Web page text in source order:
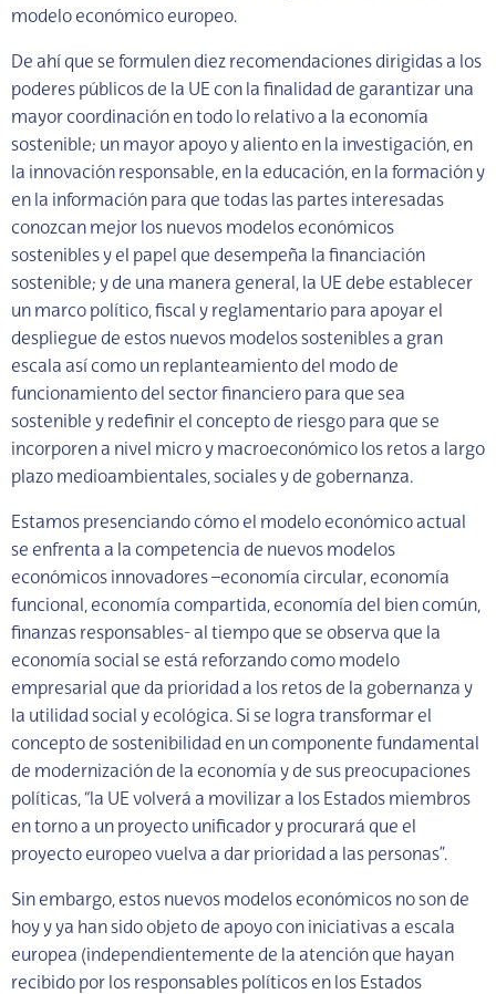
modelo económico europeo.
De ahí que se formulen diez recomendaciones dirigidas a los
poderes públicos de la UE con la finalidad de garantizar una
mayor coordinación en todo lo relativo a la economía
sostenible; un mayor apoyo y aliento en la investigación, en
la innovación responsable, en la educación, en la formación y
en la información para que todas las partes interesadas
conozcan mejor los nuevos modelos económicos
sostenibles y el papel que desempeña la financiación
sostenible; y de una manera general, la UE debe establecer
un marco político, fiscal y reglamentario para apoyar el
despliegue de estos nuevos modelos sostenibles a gran
escala así como un replanteamiento del modo de
funcionamiento del sector financiero para que sea
sostenible y redefinir el concepto de riesgo para que se
incorporen a nivel micro y macroeconómico los retos a largo
plazo medioambientales, sociales y de gobernanza.
Estamos presenciando cómo el modelo económico actual
se enfrenta a la competencia de nuevos modelos
económicos innovadores –economía circular, economía
funcional, economía compartida, economía del bien común,
finanzas responsables- al tiempo que se observa que la
economía social se está reforzando como modelo
empresarial que da prioridad a los retos de la gobernanza y
la utilidad social y ecológica. Si se logra transformar el
concepto de sostenibilidad en un componente fundamental
de modernización de la economía y de sus preocupaciones
políticas, “la UE volverá a movilizar a los Estados miembros
en torno a un proyecto unificador y procurará que el
proyecto europeo vuelva a dar prioridad a las personas”.
Sin embargo, estos nuevos modelos económicos no son de
hoy y ya han sido objeto de apoyo con iniciativas a escala
europea (independientemente de la atención que hayan
recibido por los responsables políticos en los Estados